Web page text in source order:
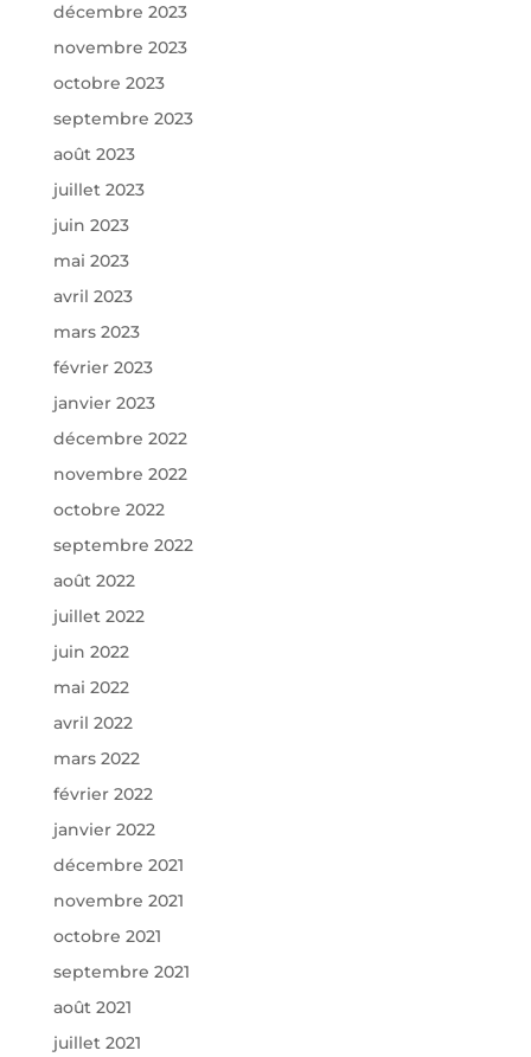
décembre 2023
novembre 2023
octobre 2023
septembre 2023
août 2023
juillet 2023
juin 2023
mai 2023
avril 2023
mars 2023
février 2023
janvier 2023
décembre 2022
novembre 2022
octobre 2022
septembre 2022
août 2022
juillet 2022
juin 2022
mai 2022
avril 2022
mars 2022
février 2022
janvier 2022
décembre 2021
novembre 2021
octobre 2021
septembre 2021
août 2021
juillet 2021